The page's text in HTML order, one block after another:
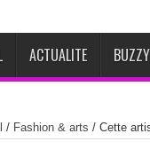
ACTUALITE
/ Fashion & arts / Cette